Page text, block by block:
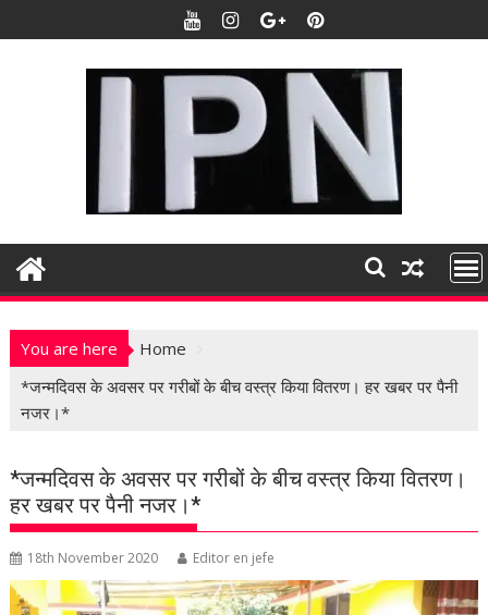
k
t
n
You are here
Home
*जन्मदिवस के अवसर पर गरीबों के बीच वस्त्र किया वितरण। हर खबर पर पैनी
नजर।*
*जन्मदिवस के अवसर पर गरीबों के बीच वस्त्र किया वितरण।
हर खबर पर पैनी नजर।*
18th November 2020 Editor en jefe